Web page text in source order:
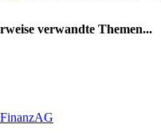
verwandte Themen...